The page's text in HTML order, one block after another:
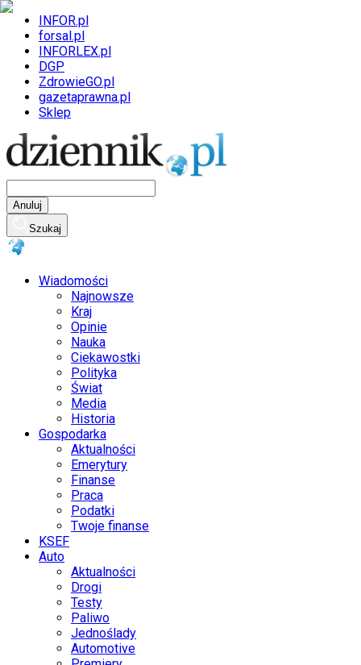
INFOR.pl
forsal.pl
INFORLEX.pl
DGP
ZdrowieGO.pl
gazetaprawna.pl
Sklep
Anuluj
Szukaj
Wiadomości
Najnowsze
Kraj
Opinie
Nauka
Ciekawostki
Polityka
Świat
Media
Historia
Gospodarka
Aktualności
Emerytury
Finanse
Praca
Podatki
Twoje finanse
KSEF
Auto
Aktualności
Drogi
Testy
Paliwo
Jednoślady
Automotive